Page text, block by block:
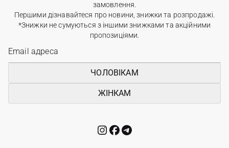
замовлення.
Першими дізнавайтеся про новини, знижки та розпродажі.
*Знижки не сумуються з іншими знижками та акційними
пропозиціями.
ЧОЛОВІКАМ
ЖІНКАМ